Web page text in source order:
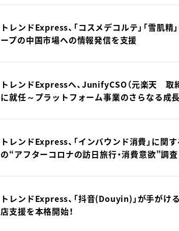
トレンドExpress、「コスメデコルテ」「雪肌
ープの中国市場への情報発信を支援
トレンドExpressへ、JunifyCSO（元楽天 取
に就任～プラットフォーム事業のさらなる成
トレンドExpress、「インバウンド消費」に
の“アフターコロナの訪日旅行・消費意欲”調査
トレンドExpress、「抖音(Douyin)」が手がけ
店支援を本格開始！